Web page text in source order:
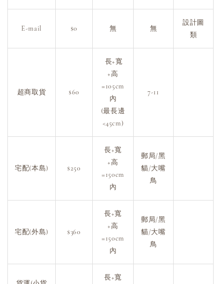
E-mail $0 無 無
設計圖
類
超商取貨 $60
長+寬
+高
=105cm
內
(最長邊
<45cm)
7-11
宅配(本島) $250
長+寬
+高
=150cm
內
郵局/黑
貓/大嘴
鳥
宅配(外島) $360
長+寬
+高
=150cm
內
郵局/黑
貓/大嘴
鳥
長+寬